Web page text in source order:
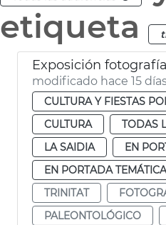
etiqueta
modificado hace 15
CULTURA Y FIESTAS
CULTURA
TODAS
LA SAIDIA
EN
EN PORTADA TEMÁTICA
TRINITAT
PALEONTOLÓGICO